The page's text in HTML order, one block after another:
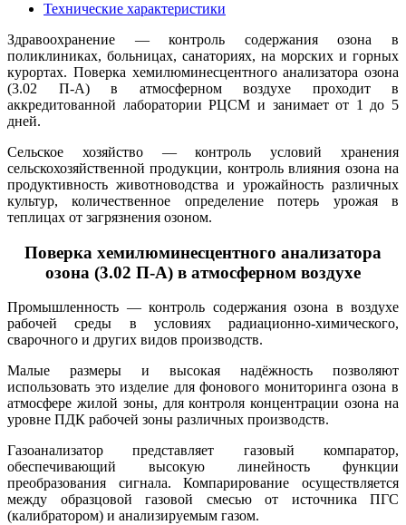
Технические характеристики
Здравоохранение — контроль содержания озона в
поликлиниках, больницах, санаториях, на морских и горных
курортах. Поверка хемилюминесцентного анализатора озона
(3.02 П-А) в атмосферном воздухе проходит в
аккредитованной лаборатории РЦСМ и занимает от 1 до 5
дней.
Сельское хозяйство — контроль условий хранения
сельскохозяйственной продукции, контроль влияния озона на
продуктивность животноводства и урожайность различных
культур, количественное определение потерь урожая в
теплицах от загрязнения озоном.
Поверка хемилюминесцентного анализатора
озона (3.02 П-А) в атмосферном воздухе
Промышленность — контроль содержания озона в воздухе
рабочей среды в условиях радиационно-химического,
сварочного и других видов производств.
Малые размеры и высокая надёжность позволяют
использовать это изделие для фонового мониторинга озона в
атмосфере жилой зоны, для контроля концентрации озона на
уровне ПДК рабочей зоны различных производств.
Газоанализатор представляет газовый компаратор,
обеспечивающий высокую линейность функции
преобразования сигнала. Компарирование осуществляется
между образцовой газовой смесью от источника ПГС
(калибратором) и анализируемым газом.